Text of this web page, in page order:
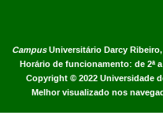
CampusUniversitário Darcy Ribeiro,
Horário de funcionamento: de 2ª
Copyright © 2022 Universidade
Melhor visualizado nos